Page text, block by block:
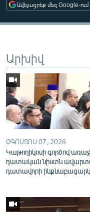
Հայերեն
ՀԵՏԵՎԵՔ ՄԵԶ
«Ազատության»
Ավելացրեք մեզ Google-ում
Արխիվ
ՕԳՈՍՏՈՍ 07, 2026
Կաթողիկոսի գործով
դատական նիստն
դատավորի